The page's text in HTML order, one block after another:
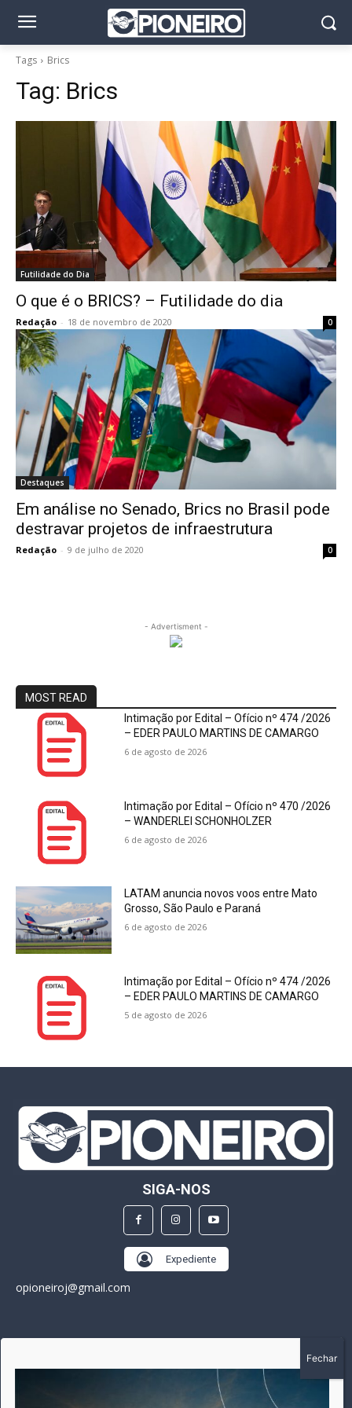
Tags Brics
Tag: Brics
Futilidade do Dia
O que é o BRICS? – Futilidade do dia
Redação - 18 de novembro de 2020 0
Destaques
Em análise no Senado, Brics no Brasil pode
destravar projetos de infraestrutura
Redação - 9 de julho de 2020 0
- Advertisment -
MOST READ
Intimação por Edital – Ofício nº 474 /2026
– EDER PAULO MARTINS DE CAMARGO
6 de agosto de 2026
Intimação por Edital – Ofício nº 470 /2026
– WANDERLEI SCHONHOLZER
6 de agosto de 2026
LATAM anuncia novos voos entre Mato
Grosso, São Paulo e Paraná
6 de agosto de 2026
Intimação por Edital – Ofício nº 474 /2026
– EDER PAULO MARTINS DE CAMARGO
5 de agosto de 2026
SIGA-NOS
Expediente
opioneiroj@gmail.com
A história do Pioneiro inicia em fevereiro de 2005 em
Canarana - MT, na época, como um jornal impresso semanal,